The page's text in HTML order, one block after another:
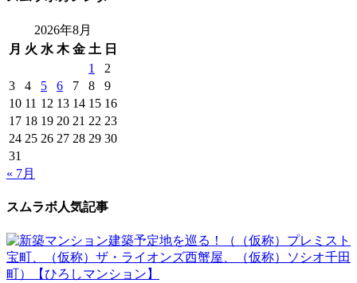
2026年8月
月 火 水 木 金 土 日
1
2
3
4 5 6 7 8
9
10 11 12 13 14 15 16
17 18 19 20 21 22 23
24 25 26 27 28 29 30
31
« 7月
スムラボ人気記事